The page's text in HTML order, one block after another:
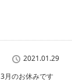
2021.01.29
3月のお休みです